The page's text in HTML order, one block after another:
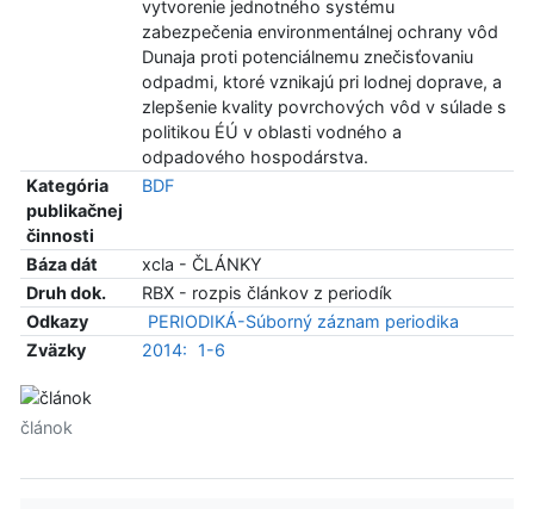
vytvorenie jednotného systému
zabezpečenia environmentálnej ochrany vôd
Dunaja proti potenciálnemu znečisťovaniu
odpadmi, ktoré vznikajú pri lodnej doprave, a
zlepšenie kvality povrchových vôd v súlade s
politikou ÉÚ v oblasti vodného a
odpadového hospodárstva.
Kategória
publikačnej
činnosti
BDF
Báza dát
xcla - ČLÁNKY
Druh dok.
RBX - rozpis článkov z periodík
Odkazy
PERIODIKÁ-Súborný záznam periodika
Zväzky
2014: 1-6
článok